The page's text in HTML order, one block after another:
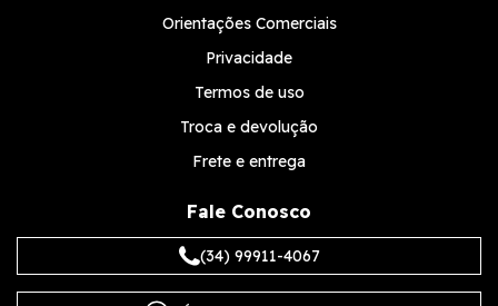
Orientações Comerciais
Privacidade
Termos de uso
Troca e devolução
Frete e entrega
Fale Conosco
(34) 99911-4067